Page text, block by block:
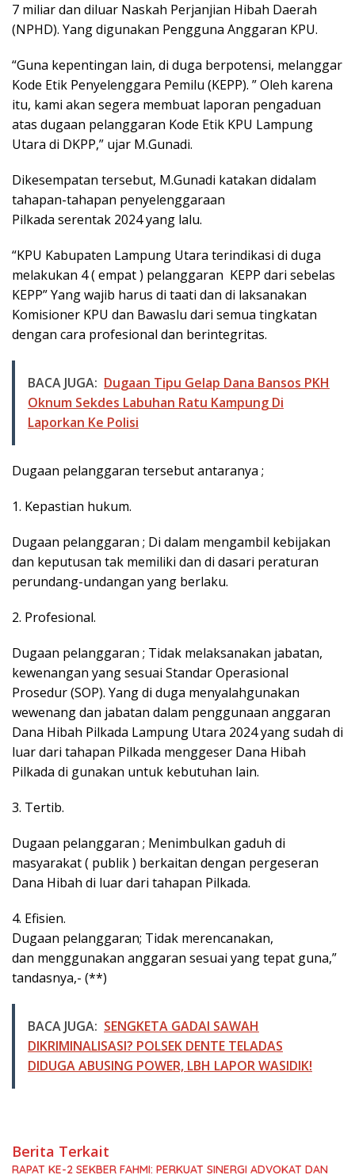
7 miliar dan diluar Naskah Perjanjian Hibah Daerah
(NPHD). Yang digunakan Pengguna Anggaran KPU.
“Guna kepentingan lain, di duga berpotensi, melanggar
Kode Etik Penyelenggara Pemilu (KEPP). ” Oleh karena
itu, kami akan segera membuat laporan pengaduan
atas dugaan pelanggaran Kode Etik KPU Lampung
Utara di DKPP,” ujar M.Gunadi.
Dikesempatan tersebut, M.Gunadi katakan didalam
tahapan-tahapan penyelenggaraan
Pilkada serentak 2024 yang lalu.
“KPU Kabupaten Lampung Utara terindikasi di duga
melakukan 4 ( empat ) pelanggaran KEPP dari sebelas
KEPP” Yang wajib harus di taati dan di laksanakan
Komisioner KPU dan Bawaslu dari semua tingkatan
dengan cara profesional dan berintegritas.
BACA JUGA: Dugaan Tipu Gelap Dana Bansos PKH
Oknum Sekdes Labuhan Ratu Kampung Di
Laporkan Ke Polisi
Dugaan pelanggaran tersebut antaranya ;
1. Kepastian hukum.
Dugaan pelanggaran ; Di dalam mengambil kebijakan
dan keputusan tak memiliki dan di dasari peraturan
perundang-undangan yang berlaku.
2. Profesional.
Dugaan pelanggaran ; Tidak melaksanakan jabatan,
kewenangan yang sesuai Standar Operasional
Prosedur (SOP). Yang di duga menyalahgunakan
wewenang dan jabatan dalam penggunaan anggaran
Dana Hibah Pilkada Lampung Utara 2024 yang sudah di
luar dari tahapan Pilkada menggeser Dana Hibah
Pilkada di gunakan untuk kebutuhan lain.
3. Tertib.
Dugaan pelanggaran ; Menimbulkan gaduh di
masyarakat ( publik ) berkaitan dengan pergeseran
Dana Hibah di luar dari tahapan Pilkada.
4. Efisien.
Dugaan pelanggaran; Tidak merencanakan,
dan menggunakan anggaran sesuai yang tepat guna,”
tandasnya,- (**)
BACA JUGA: SENGKETA GADAI SAWAH
DIKRIMINALISASI? POLSEK DENTE TELADAS
DIDUGA ABUSING POWER, LBH LAPOR WASIDIK!
Berita Terkait
RAPAT KE-2 SEKBER FAHMI: PERKUAT SINERGI ADVOKAT DAN